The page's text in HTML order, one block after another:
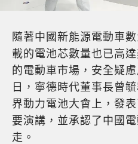
隨著中國新能源電動車
載的電池芯數量也已高
的電動車市場，安全疑
日，寧德時代董事長曾
界動力電池大會上，發
要演講，並承認了中國
走。